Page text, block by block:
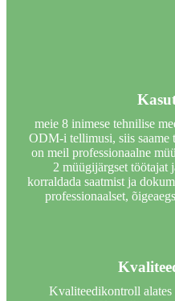
meie 8 inimese tehnilise
ODM-i tellimusi, siis saame
on meil professionaalne
2 müügijärgset töötajat
korraldada saatmist ja
professionaalset,
Kvaliteedikontroll alates